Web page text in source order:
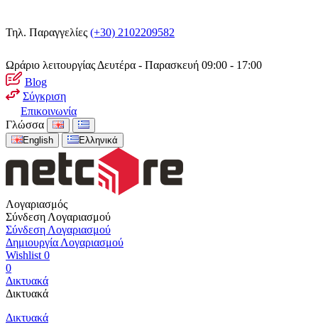
Τηλ. Παραγγελίες (+30) 2102209582
Ωράριο λειτουργίας Δευτέρα - Παρασκευή 09:00 - 17:00
Blog
Σύγκριση
Επικοινωνία
Γλώσσα
English Ελληνικά
Λογαριασμός
Σύνδεση Λογαριασμού
Σύνδεση Λογαριασμού
Δημιουργία Λογαριασμού
Wishlist 0
0
Δικτυακά
Δικτυακά
Δικτυακά